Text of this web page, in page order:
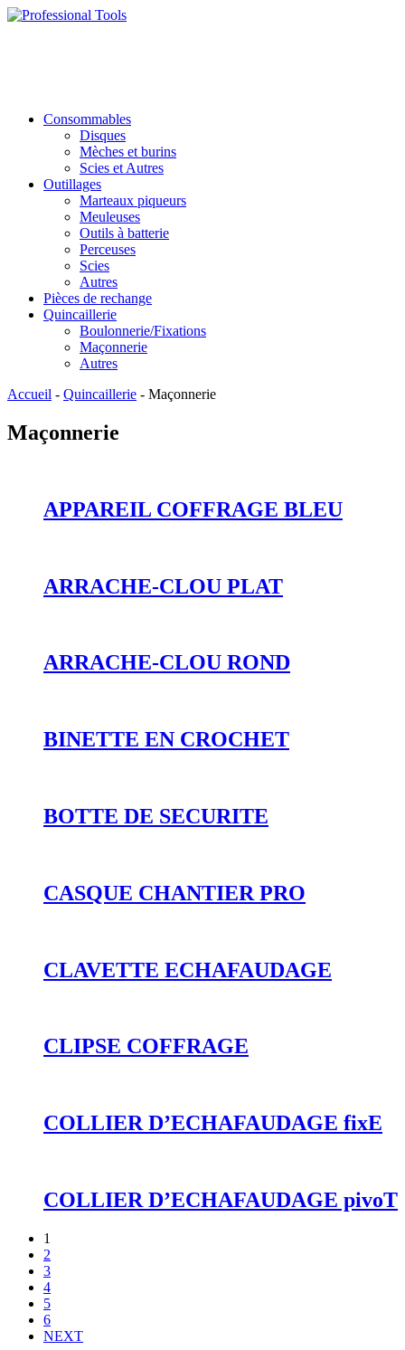
Consommables
Disques
Mèches et burins
Scies et Autres
Outillages
Marteaux piqueurs
Meuleuses
Outils à batterie
Perceuses
Scies
Autres
Pièces de rechange
Quincaillerie
Boulonnerie/Fixations
Maçonnerie
Autres
Accueil - Quincaillerie - Maçonnerie
Maçonnerie
APPAREIL COFFRAGE BLEU
ARRACHE-CLOU PLAT
ARRACHE-CLOU ROND
BINETTE EN CROCHET
BOTTE DE SECURITE
CASQUE CHANTIER PRO
CLAVETTE ECHAFAUDAGE
CLIPSE COFFRAGE
COLLIER D’ECHAFAUDAGE fixE
COLLIER D’ECHAFAUDAGE pivoT
1
2
3
4
5
6
NEXT